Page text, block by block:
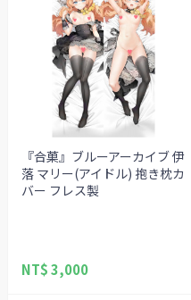
『合菓』ブルーアーカイブ 伊
落 マリー(アイドル) 抱き枕カ
バー フレス製
NT$ 3,000